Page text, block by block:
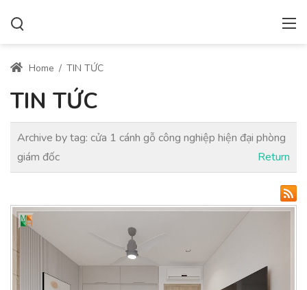
Home / TIN TỨC
TIN TỨC
Archive by tag: cửa 1 cánh gỗ công nghiệp hiện đại phòng
giám đốc
Return